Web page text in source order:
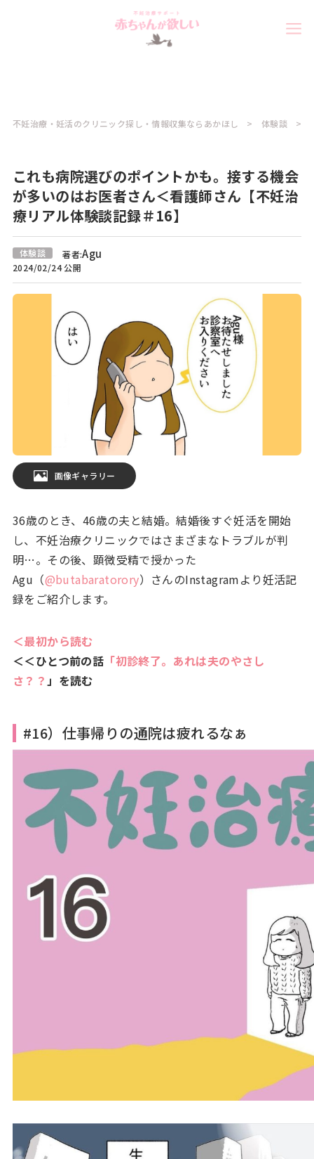
不妊治療・妊活のクリニック探し・情報収集ならあかほし 体験談
これも病院選びのポイントかも。接する機会
が多いのはお医者さん＜看護師さん【不妊治
療リアル体験談記録＃16】
体験談 著者:Agu
2024/02/24 公開
画像ギャラリー
36歳のとき、46歳の夫と結婚。結婚後すぐ妊活を開始
し、不妊治療クリニックではさまざまなトラブルが判
明…。その後、顕微受精で授かった
Agu（@butabaratorory）さんのInstagramより妊活記
録をご紹介します。
＜最初から読む
＜＜ひとつ前の話 「初診終了。あれは夫のやさし
さ？？」を読む
#16）仕事帰りの通院は疲れるなぁ